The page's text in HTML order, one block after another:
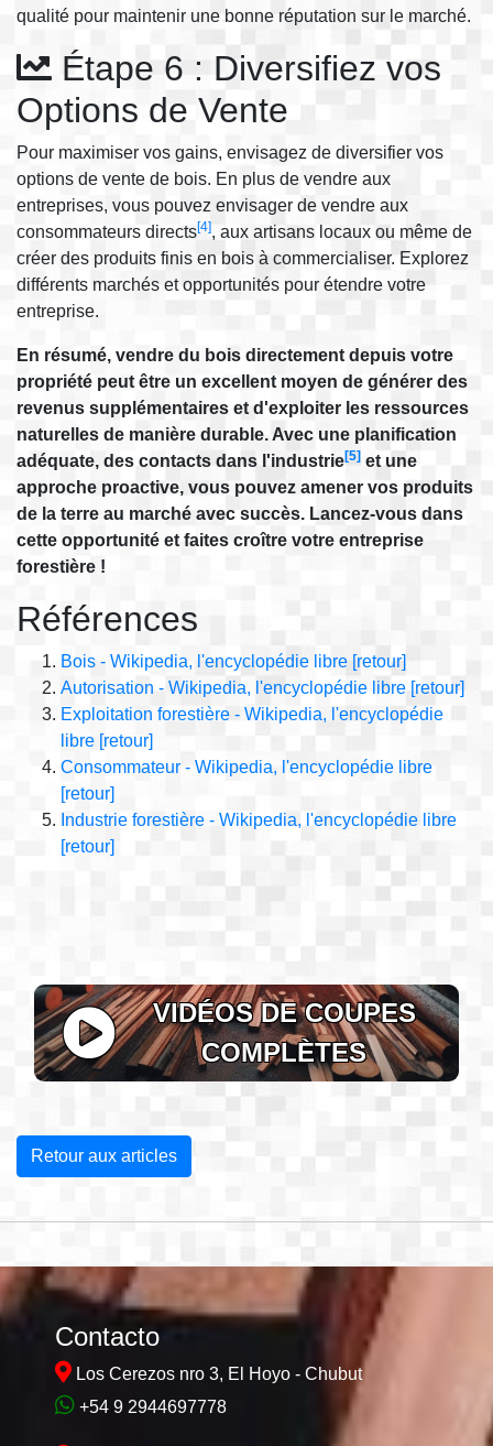
qualité pour maintenir une bonne réputation sur le marché.
Étape 6 : Diversifiez vos
Options de Vente
Pour maximiser vos gains, envisagez de diversifier vos
options de vente de bois. En plus de vendre aux
entreprises, vous pouvez envisager de vendre aux
consommateurs directs[4], aux artisans locaux ou même de
créer des produits finis en bois à commercialiser. Explorez
différents marchés et opportunités pour étendre votre
entreprise.
En résumé, vendre du bois directement depuis votre
propriété peut être un excellent moyen de générer des
revenus supplémentaires et d'exploiter les ressources
naturelles de manière durable. Avec une planification
adéquate, des contacts dans l'industrie[5] et une
approche proactive, vous pouvez amener vos produits
de la terre au marché avec succès. Lancez-vous dans
cette opportunité et faites croître votre entreprise
forestière !
Références
Bois - Wikipedia, l'encyclopédie libre [retour]
Autorisation - Wikipedia, l'encyclopédie libre [retour]
Exploitation forestière - Wikipedia, l'encyclopédie
libre [retour]
Consommateur - Wikipedia, l'encyclopédie libre
[retour]
Industrie forestière - Wikipedia, l'encyclopédie libre
[retour]
VIDÉOS DE COUPES
COMPLÈTES
Retour aux articles
Contacto
Los Cerezos nro 3, El Hoyo - Chubut
+54 9 2944697778